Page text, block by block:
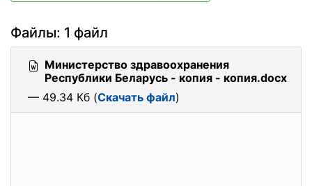
Файлы: 1 файл
Министерство здравоохранения
Республики Беларусь - копия - копия.docx
— 49.34 Кб (Скачать файл)